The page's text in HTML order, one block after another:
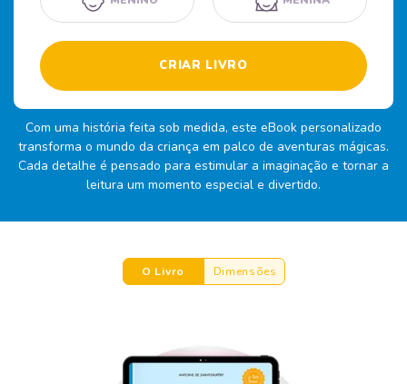
CRIAR LIVRO
Com uma história feita sob medida, este eBook personalizado
transforma o mundo da criança em palco de aventuras mágicas.
Cada detalhe é pensado para estimular a imaginação e tornar a
leitura um momento especial e divertido.
O Livro Dimensões